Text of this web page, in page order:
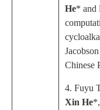
He* and
Chinese
4. Fuyu
Xin He